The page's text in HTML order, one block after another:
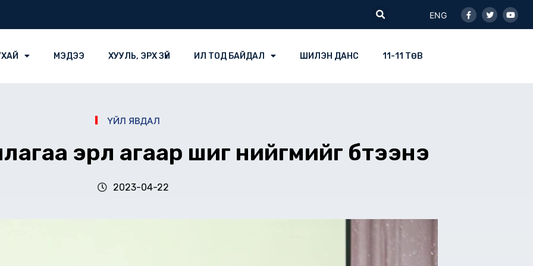
Search
ENG
f
МЭДЭЭ ХУУЛЬ, ЭРХ ЗҮЙ ИЛ ТОД БАЙДАЛ ШИЛЭН ДАНС 11-11 ТӨВ
ҮЙЛ ЯВДАЛ
эрүүл агаар шиг нийгмийг бүтээнэ
2023-04-22